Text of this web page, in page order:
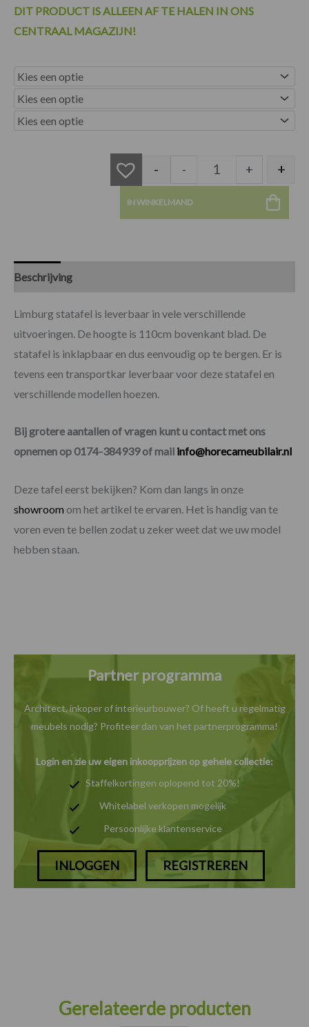
DIT PRODUCT IS ALLEEN AF TE HALEN IN ONS
CENTRAAL MAGAZIJN!
Limburg statafel
- - + +
IN WINKELMAND
Beschrijving
Limburg statafel is leverbaar in vele verschillende
uitvoeringen. De hoogte is 110cm bovenkant blad. De
statafel is inklapbaar en dus eenvoudig op te bergen. Er is
tevens een transportkar leverbaar voor deze statafel en
verschillende modellen hoezen.
Bij grotere aantallen of vragen kunt u contact met ons
opnemen op 0174-384939 of mail info@horecameubilair.nl
Deze tafel eerst bekijken? Kom dan langs in onze
showroom om het artikel te ervaren. Het is handig van te
voren even te bellen zodat u zeker weet dat we uw model
hebben staan.
Partner programma
Architect, inkoper of interieurbouwer? Of heeft u regelmatig
meubels nodig? Profiteer dan van het partnerprogramma!
Login en zie uw eigen inkoopprijzen op gehele collectie:
Staffelkortingen oplopend tot 20%!
Whitelabel verkopen mogelijk
Persoonlijke klantenservice
INLOGGEN REGISTREREN
Gerelateerde producten